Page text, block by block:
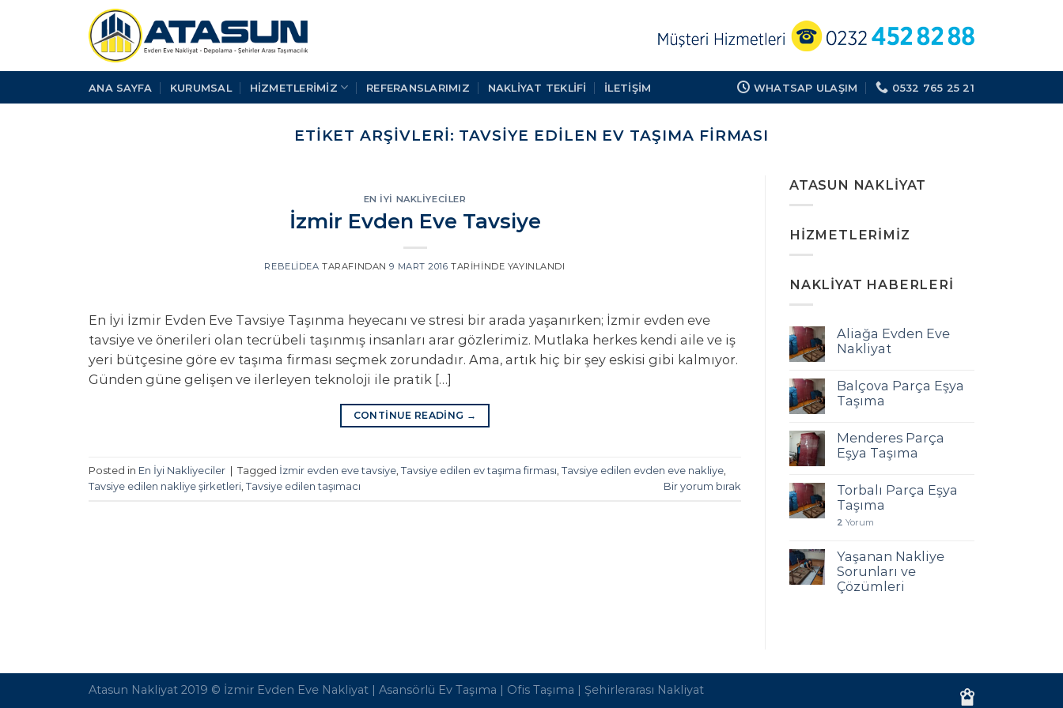
ANA SAYFA KURUMSAL HİZMETLERİMİZ REFERANSLARIMIZ NAKLIYAT TEKLIFI İLETİŞİM WHATSAP ULAŞIM 0532 765 25 21
ETIKET ARŞIVLERI: TAVSIYE EDILEN EV TAŞIMA FIRMASI
EN İYI NAKLIYECILER
İzmir Evden Eve Tavsiye
REBELIDEA TARAFINDAN 9 MART 2016 TARIHINDE YAYINLANDI
En İyi İzmir Evden Eve Tavsiye Taşınma heyecanı ve stresi bir arada yaşanırken; İzmir evden eve
tavsiye ve önerileri olan tecrübeli taşınmış insanları arar gözlerimiz. Mutlaka herkes kendi aile ve iş
yeri bütçesine göre ev taşıma firması seçmek zorundadır. Ama, artık hiç bir şey eskisi gibi kalmıyor.
Günden güne gelişen ve ilerleyen teknoloji ile pratik […]
CONTINUE READING →
Posted in En İyi Nakliyeciler | Tagged İzmir evden eve tavsiye,Tavsiye edilen ev taşıma firması,Tavsiye edilen evden eve nakliye,
Tavsiye edilen nakliye şirketleri,Tavsiye edilen taşımacı Bir yorum bırak
ATASUN NAKLIYAT
HIZMETLERIMIZ
NAKLIYAT HABERLERI
Aliağa Evden Eve
Nakliyat
Balçova Parça Eşya
Taşıma
Menderes Parça
Eşya Taşıma
Torbalı Parça Eşya
Taşıma
2 Yorum
Yaşanan Nakliye
Sorunları ve
Çözümleri
Atasun Nakliyat 2019 © İzmir Evden Eve Nakliyat | Asansörlü Ev Taşıma | Ofis Taşıma | Şehirlerarası Nakliyat